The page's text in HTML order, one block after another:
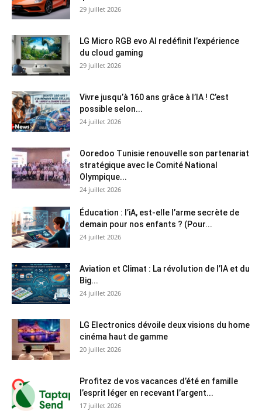
29 juillet 2026
LG Micro RGB evo AI redéfinit l’expérience
du cloud gaming
29 juillet 2026
Vivre jusqu’à 160 ans grâce à l’IA ! C’est
possible selon...
24 juillet 2026
Ooredoo Tunisie renouvelle son partenariat
stratégique avec le Comité National
Olympique...
24 juillet 2026
Éducation : l’iA, est-elle l’arme secrète de
demain pour nos enfants ? (Pour...
24 juillet 2026
Aviation et Climat : La révolution de l’IA et du
Big...
24 juillet 2026
LG Electronics dévoile deux visions du home
cinéma haut de gamme
20 juillet 2026
Profitez de vos vacances d’été en famille
l’esprit léger en recevant l’argent...
17 juillet 2026